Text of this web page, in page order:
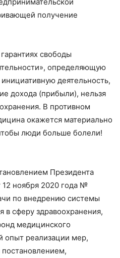
получение
свободы
определяющую
деятельность,
дохода (прибыли), нельзя
В противном
окажется материально
люди больше болели!
Президента
12 ноября 2020 года №
по внедрению системы
в сферу здравоохранения,
медицинского
опыт реализации мер,